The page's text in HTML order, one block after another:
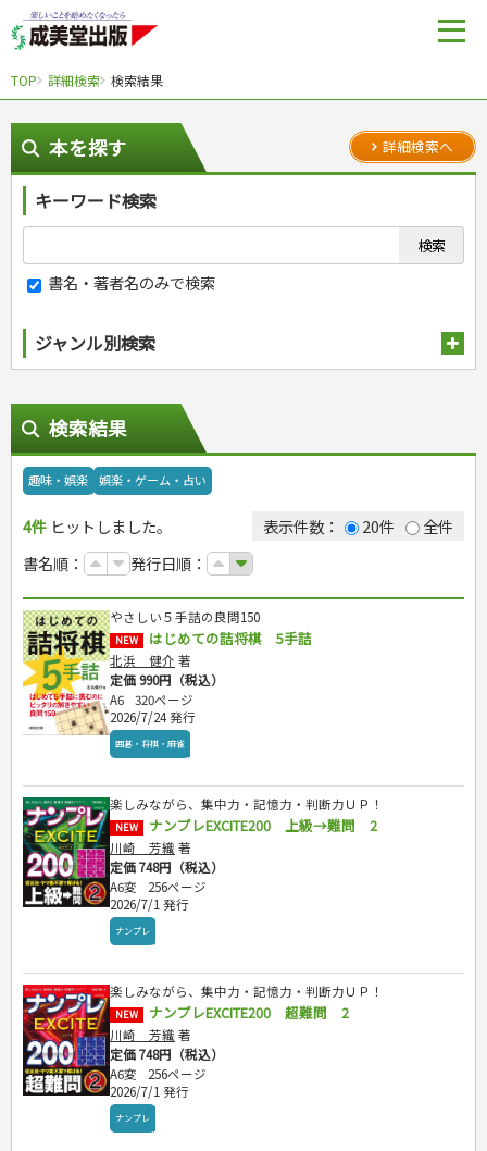
TOP 詳細検索 検索結果
本を探す 詳細検索へ
キーワード検索
書名・著者名のみで検索
ジャンル別検索
スポーツ
スポーツルール
野球
ゴルフ
トレーニング
ジュニアスポーツ
その他スポーツ
自然・アウトドア・ペット
アウトドア
犬・猫
ペット・飼育
園芸・野菜づくり
雑学
娯楽・ゲーム・占い
ナンプレ
囲碁・将棋・麻雀
ゲーム・マジック
家相・風水・占い
カルチャー・芸術・趣味
鉄道・車・自転車
音楽・楽器
趣味・鑑賞・カメラ
絵画・デッサン
俳句・詩・ことば
辞典・語学
辞典
語学・旅行会話
運転免許
原付・二輪
普通免許
その他免許
生活・暮らし
料理
料理・レシピ
各国料理
お弁当
健康メニュー・ダイエット
調理器具クッキング
お菓子・ケーキ・パン
飲み物・お酒
手芸・クラフト
ソーイング
クラフト
インテリア・ハウジング
収納・掃除・暮らし
美容・ファッション
ダイエット・エクササイズ
メイク・ネイル・ヘア
着物・着つけ
冠婚葬祭・手紙・ペン字
冠婚葬祭・スピーチ・マナー
手紙・ペン字
妊娠・出産・育児
妊娠・出産・育児
離乳食・幼児食・こどもレシピ
健康と保育
家庭医学・健康
ツボ・マッサージ
家庭医学・病気
健康知識
栄養事典
生活習慣病
看護・介護
看護一般
介護一般
保育・教育
パネルシアター
指導マニュアル
児童一般
おりがみ・あやとり
なぞなぞ・ゲーム
占い・心理ゲーム
のりもの・ずかん
読み物・絵本
音と光のでる絵本
学参・ドリル
夏休みドリル
総復習ドリル
学習・地図
自由研究・読書感想文
えんぴつちょう
就職活動
就職活動
就職試験
公務員試験
資格試験
検定試験・資格試験
英語検定・TOEIC
漢字検定・数学検定
簿記検定
看護・薬学
ケアマネジャー
介護・社会福祉士
保育士
司法書士・社労士
行政書士・宅建
衛生管理・運行管理
ビジネス
経営・経済・法律
マネー・株・資産
簿記・経理・税金・保険
その他ビジネス
ビジネス読み物
旅行・歴史
国内・海外旅行
国外旅行
国内旅行
散歩・グルメ
地理・歴史
地理・地図
歴史
文庫
成美文庫
その他文庫
ダイアリー
ダイアリー
プラチナダイアリー プレステージ
検索結果
趣味・娯楽 娯楽・ゲーム・占い
4件 ヒットしました。 表示件数： 20件
全件
書名順：
発行日順：
やさしい５手詰の良問150
NEW はじめての詰将棋 5手詰
北浜 健介 著
定価 990円（税込）
A6
320ページ
2026/7/24 発行
囲碁・将棋・麻雀
楽しみながら、集中力・記憶力・判断力ＵＰ！
NEW ナンプレEXCITE200 上級→難問 2
川崎 芳織 著
定価 748円（税込）
A6変
256ページ
2026/7/1 発行
ナンプレ
楽しみながら、集中力・記憶力・判断力ＵＰ！
NEW ナンプレEXCITE200 超難問 2
川崎 芳織 著
定価 748円（税込）
A6変
256ページ
2026/7/1 発行
ナンプレ